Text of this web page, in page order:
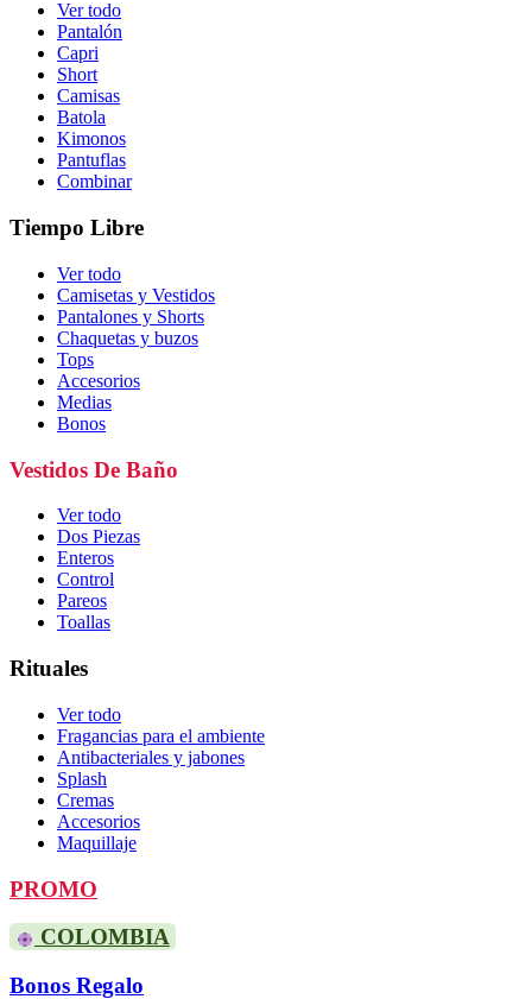
Ver todo
Pantalón
Capri
Short
Camisas
Batola
Kimonos
Pantuflas
Combinar
Tiempo Libre
Ver todo
Camisetas y Vestidos
Pantalones y Shorts
Chaquetas y buzos
Tops
Accesorios
Medias
Bonos
Vestidos De Baño
Ver todo
Dos Piezas
Enteros
Control
Pareos
Toallas
Rituales
Ver todo
Fragancias para el ambiente
Antibacteriales y jabones
Splash
Cremas
Accesorios
Maquillaje
PROMO
COLOMBIA
Bonos Regalo